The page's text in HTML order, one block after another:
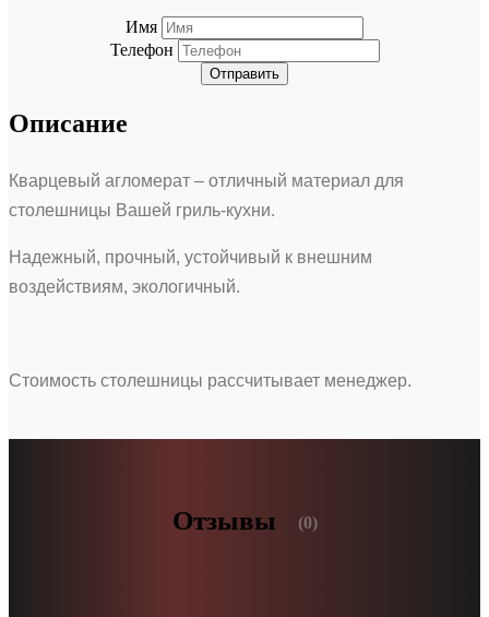
Имя
Телефон
Отправить
Описание
Кварцевый агломерат – отличный материал для
столешницы Вашей гриль-кухни.
Надежный, прочный, устойчивый к внешним
воздействиям, экологичный.
Стоимость столешницы рассчитывает менеджер.
Отзывы (0)